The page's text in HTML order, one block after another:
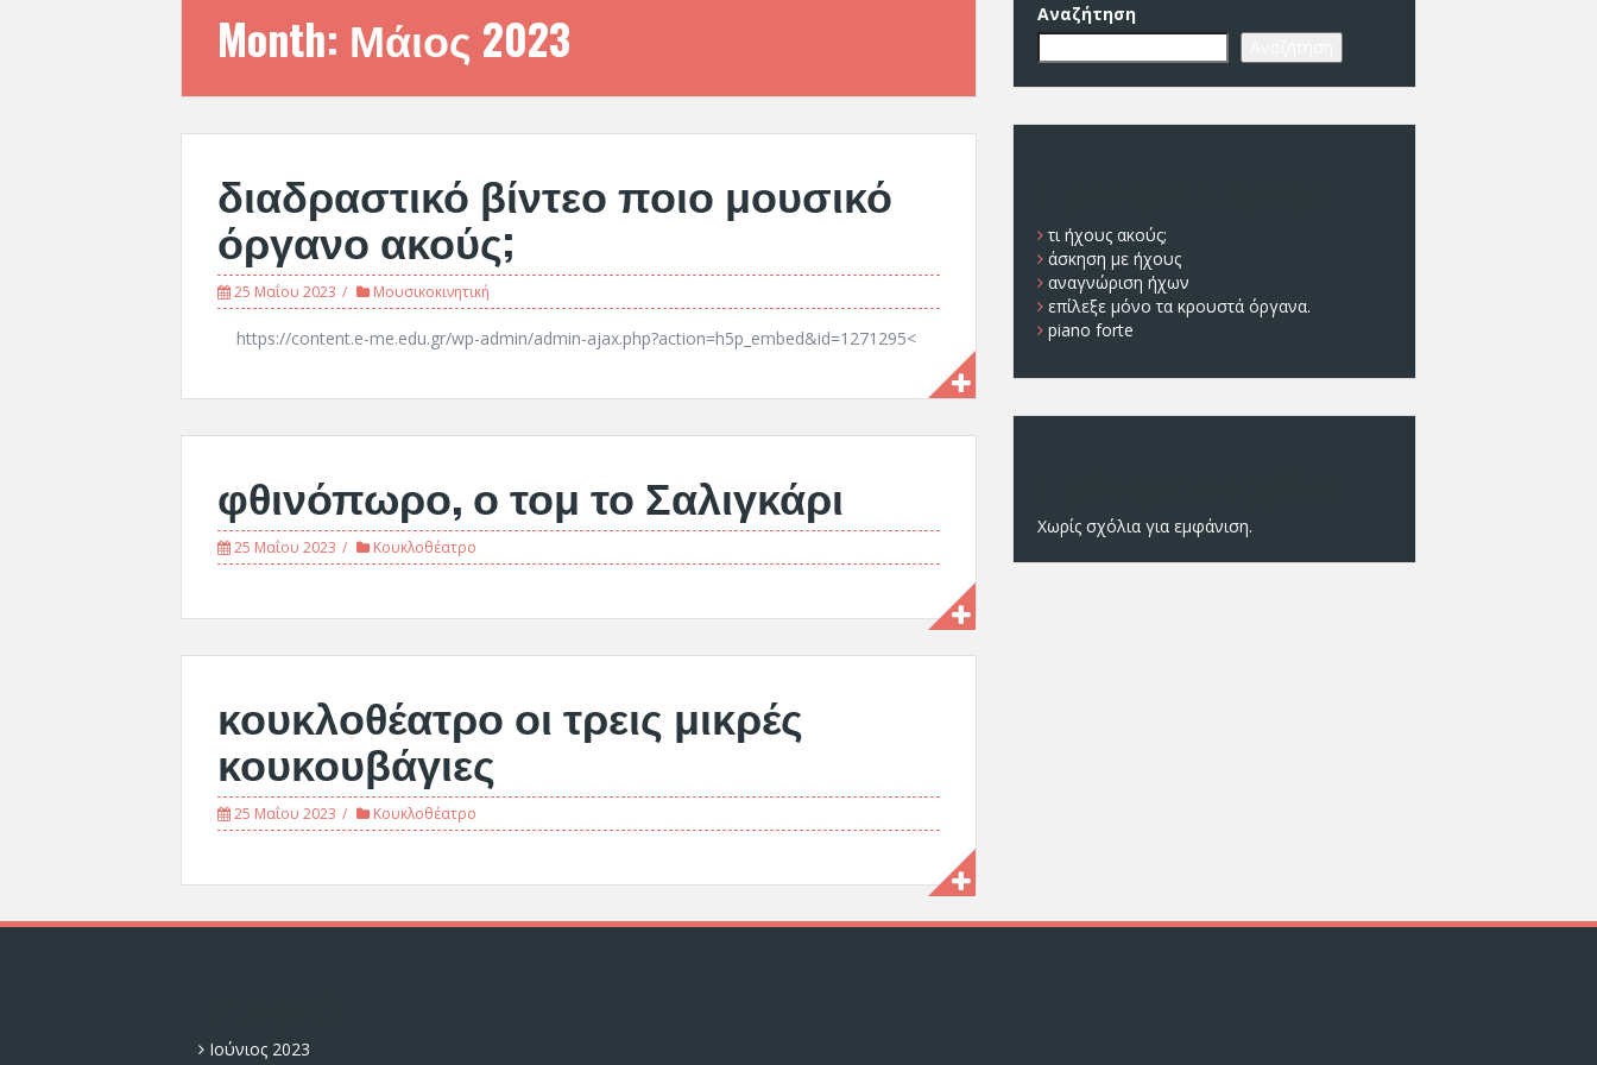
Month: Μάιος 2023
διαδραστικό βίντεο ποιο μουσικό
όργανο ακούς;
25 Μαΐου 2023 Μουσικοκινητική
https://content.e-me.edu.gr/wp-admin/admin-ajax.php?action=h5p_embed&id=1271295<
φθινόπωρο, ο τομ το Σαλιγκάρι
25 Μαΐου 2023 Κουκλοθέατρο
κουκλοθέατρο οι τρεις μικρές
κουκουβάγιες
25 Μαΐου 2023 Κουκλοθέατρο
Αναζήτηση
τι ήχους ακούς;
άσκηση με ήχους
αναγνώριση ήχων
επίλεξε μόνο τα κρουστά όργανα.
piano forte
Χωρίς σχόλια για εμφάνιση.
Ιούνιος 2023